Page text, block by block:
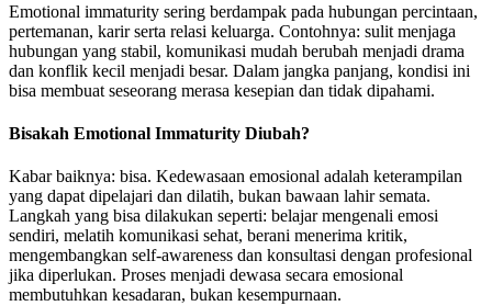
Emotional immaturity sering berdampak pada hubungan percintaan,
pertemanan, karir serta relasi keluarga. Contohnya: sulit menjaga
hubungan yang stabil, komunikasi mudah berubah menjadi drama
dan konflik kecil menjadi besar. Dalam jangka panjang, kondisi ini
bisa membuat seseorang merasa kesepian dan tidak dipahami.
Bisakah Emotional Immaturity Diubah?
Kabar baiknya: bisa. Kedewasaan emosional adalah keterampilan
yang dapat dipelajari dan dilatih, bukan bawaan lahir semata.
Langkah yang bisa dilakukan seperti: belajar mengenali emosi
sendiri, melatih komunikasi sehat, berani menerima kritik,
mengembangkan self-awareness dan konsultasi dengan profesional
jika diperlukan. Proses menjadi dewasa secara emosional
membutuhkan kesadaran, bukan kesempurnaan.